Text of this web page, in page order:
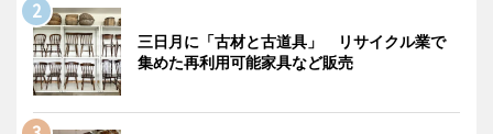
三日月に「古材と古道具」 リサイクル業で
集めた再利用可能家具など販売